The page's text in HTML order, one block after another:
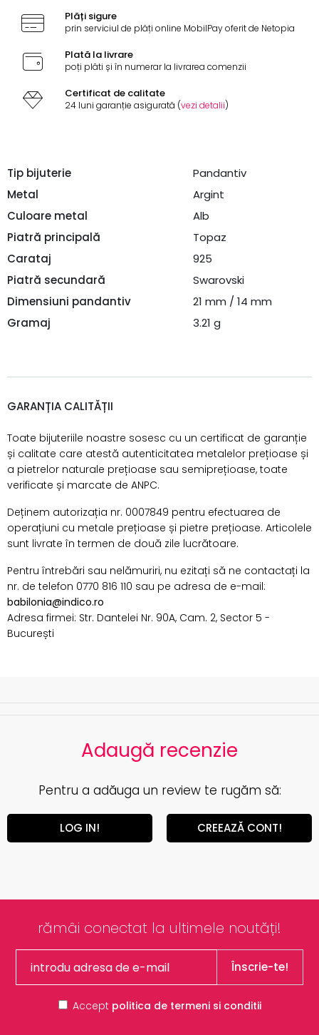
Tip bijuterie
Pandantiv
Metal
Argint
Culoare metal
Alb
Piatră principală
Topaz
Carataj
925
Piatră secundară
Swarovski
Dimensiuni pandantiv
21 mm / 14 mm
Gramaj
3.21 g
Plăți sigure
prin serviciul de plăți online MobilPay oferit de Netopia
Plată la livrare
poți plăti și în numerar la livrarea comenzii
Certificat de calitate
24 luni garanție asigurată (vezi detalii)
GARANȚIA CALITĂȚII
Toate bijuteriile noastre sosesc cu un certificat de garanție
și calitate care atestă autenticitatea metalelor prețioase și
a pietrelor naturale prețioase sau semiprețioase, toate
verificate și marcate de ANPC.
Deținem autorizația nr. 0007849 pentru efectuarea de
operațiuni cu metale prețioase și pietre prețioase. Articolele
sunt livrate în termen de două zile lucrătoare.
Pentru întrebări sau nelămuriri, nu ezitați să ne contactați la
nr. de telefon 0770 816 110 sau pe adresa de e-mail:
babilonia@indico.ro
Adresa firmei: Str. Dantelei Nr. 90A, Cam. 2, Sector 5 -
București
Adaugă recenzie
Pentru a adăuga un review te rugăm să:
LOG IN! CREEAZĂ CONT!
rămâi conectat la ultimele noutăți!
Înscrie-te!
Accept politica de termeni si conditii